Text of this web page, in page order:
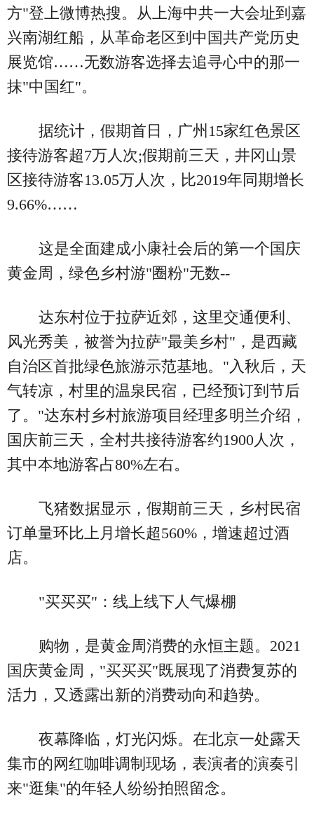
方"登上微博热搜。从上海中共一大会址到嘉
兴南湖红船，从革命老区到中国共产党历史
展览馆……无数游客选择去追寻心中的那一
抹"中国红"。
据统计，假期首日，广州15家红色景区
接待游客超7万人次;假期前三天，井冈山景
区接待游客13.05万人次，比2019年同期增长
9.66%……
这是全面建成小康社会后的第一个国庆
黄金周，绿色乡村游"圈粉"无数--
达东村位于拉萨近郊，这里交通便利、
风光秀美，被誉为拉萨"最美乡村"，是西藏
自治区首批绿色旅游示范基地。"入秋后，天
气转凉，村里的温泉民宿，已经预订到节后
了。"达东村乡村旅游项目经理多明兰介绍，
国庆前三天，全村共接待游客约1900人次，
其中本地游客占80%左右。
飞猪数据显示，假期前三天，乡村民宿
订单量环比上月增长超560%，增速超过酒
店。
"买买买"：线上线下人气爆棚
购物，是黄金周消费的永恒主题。2021
国庆黄金周，"买买买"既展现了消费复苏的
活力，又透露出新的消费动向和趋势。
夜幕降临，灯光闪烁。在北京一处露天
集市的网红咖啡调制现场，表演者的演奏引
来"逛集"的年轻人纷纷拍照留念。